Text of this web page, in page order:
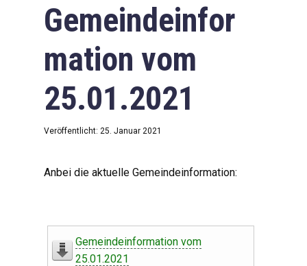
Gemeindeinfor
mation vom
25.01.2021
Veröffentlicht: 25. Januar 2021
Anbei die aktuelle Gemeindeinformation:
Gemeindeinformation vom
25.01.2021